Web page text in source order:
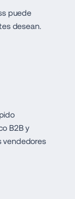
puede
desean.
B2B y
vendedores